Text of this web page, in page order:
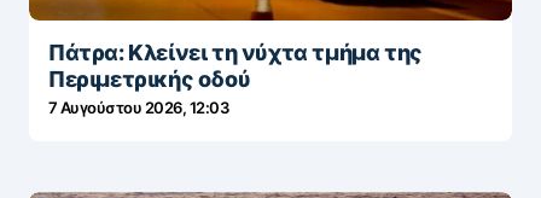
Πάτρα: Κλείνει τη νύχτα τμήμα της
Περιμετρικής οδού
7 Αυγούστου 2026, 12:03